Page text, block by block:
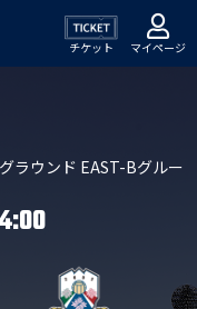
チケット マイページ
ラウンド EAST-Bグルー